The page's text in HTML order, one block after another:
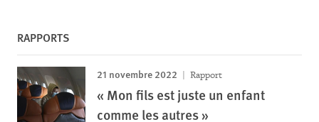
RAPPORTS
21 novembre 2022 Rapport
« Mon fils est juste un enfant
comme les autres »